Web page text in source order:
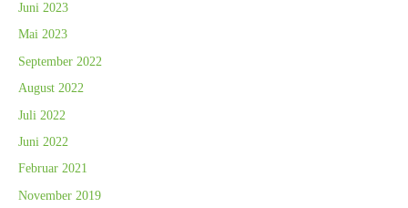
Juni 2023
Mai 2023
September 2022
August 2022
Juli 2022
Juni 2022
Februar 2021
November 2019